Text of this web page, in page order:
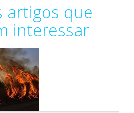
artigos que
interessar